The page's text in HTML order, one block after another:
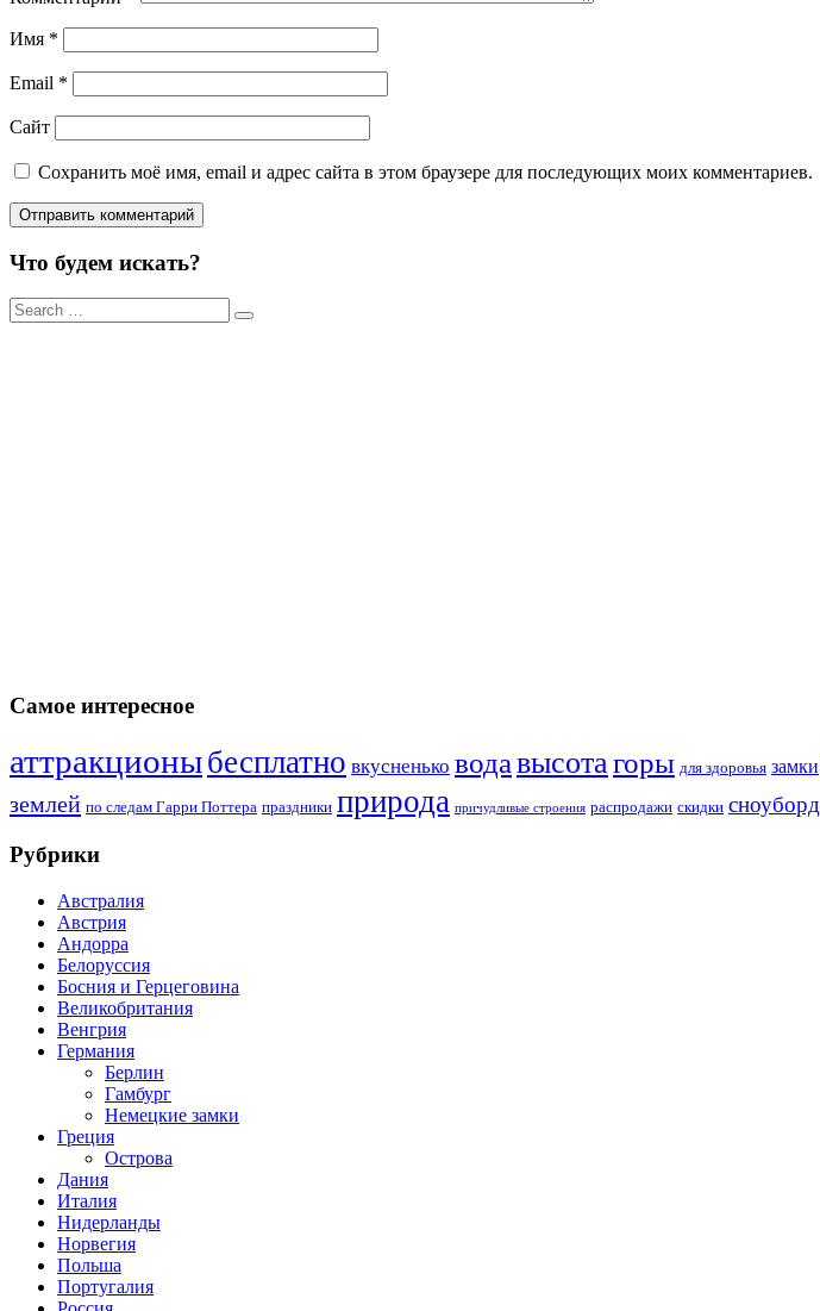
Имя *
Email *
Сайт
Сохранить моё имя, email и адрес сайта в этом браузере для последующих моих комментариев.
Что будем искать?
Результаты
поиска
Самое интересное
аттракционыбесплатно вкусненько водавысота горы для здоровья замки
землей по следам Гарри Поттера праздники природа причудливые строения распродажи скидки сноуборд
Рубрики
Австралия
Австрия
Андорра
Белоруссия
Босния и Герцеговина
Великобритания
Венгрия
Германия
Берлин
Гамбург
Немецкие замки
Греция
Острова
Дания
Италия
Нидерланды
Норвегия
Польша
Португалия